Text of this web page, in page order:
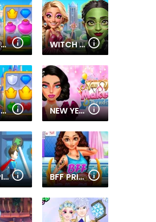
KINGS AND QUEENS MATCH 2 WITCH & FAIRY BFF
KINGS AND QUEENS MATCH NEW YEAR MAKEUP TRENDS
LOVE PINS SAVE THE PRINCESS BFF PRINCESS TATOO SHOP